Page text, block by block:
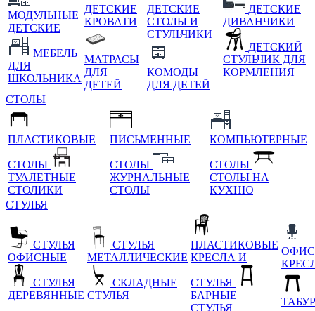
МОДУЛЬНЫЕ
ДЕТСКИЕ
МЕБЕЛЬ
ДЛЯ
ШКОЛЬНИКА
ДЕТСКИЕ
КРОВАТИ
МАТРАСЫ
ДЛЯ
ДЕТЕЙ
ДЕТСКИЕ
СТОЛЫ И
СТУЛЬЧИКИ
КОМОДЫ
ДЛЯ ДЕТЕЙ
ДЕТСКИЕ
ДИВАНЧИКИ
ДЕТСКИЙ
СТУЛЬЧИК ДЛЯ
КОРМЛЕНИЯ
СТОЛЫ
ПЛАСТИКОВЫЕ
СТОЛЫ
ТУАЛЕТНЫЕ
СТОЛИКИ
ПИСЬМЕННЫЕ
СТОЛЫ
ЖУРНАЛЬНЫЕ
СТОЛЫ
КОМПЬЮТЕРНЫЕ
СТОЛЫ
СТОЛЫ НА
КУХНЮ
СТУЛЬЯ
СТУЛЬЯ
ОФИСНЫЕ
СТУЛЬЯ
ДЕРЕВЯННЫЕ
СТУЛЬЯ
МЕТАЛЛИЧЕСКИЕ
СКЛАДНЫЕ
СТУЛЬЯ
ПЛАСТИКОВЫЕ
КРЕСЛА И
СТУЛЬЯ
БАРНЫЕ
СТУЛЬЯ